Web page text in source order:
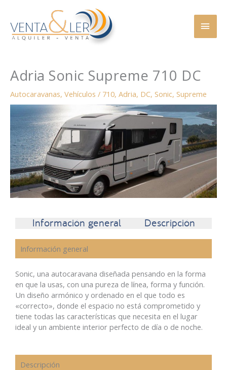
contenido
Adria Sonic Supreme 710 DC
Autocaravanas, Vehículos / 710, Adria, DC, Sonic, Supreme
Información general Descripción
Información general
Sonic, una autocaravana diseñada pensando en la forma
en que la usas, con una pureza de línea, forma y función.
Un diseño armónico y ordenado en el que todo es
«correcto», donde el espacio no está comprometido y
tiene todas las características que necesita en el lugar
ideal y un ambiente interior perfecto de día o de noche.
Descripción